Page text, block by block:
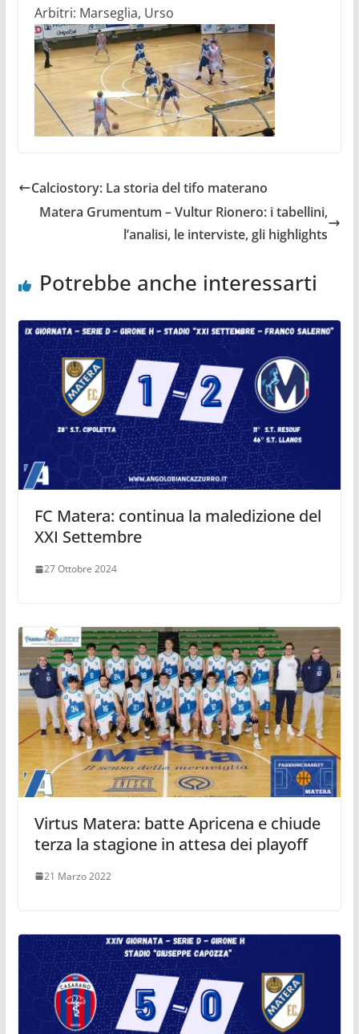
Arbitri: Marseglia, Urso
Calciostory: La storia del tifo materano
Matera Grumentum – Vultur Rionero: i tabellini,
l’analisi, le interviste, gli highlights
Potrebbe anche interessarti
FC Matera: continua la maledizione del
XXI Settembre
27 Ottobre 2024
Virtus Matera: batte Apricena e chiude
terza la stagione in attesa dei playoff
21 Marzo 2022